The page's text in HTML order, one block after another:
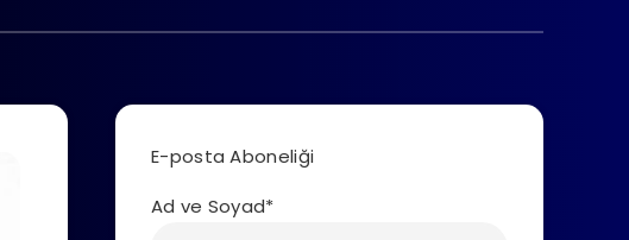
E-posta Aboneliği
Ad ve Soyad*